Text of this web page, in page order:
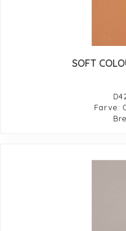
SOFT
Farve: